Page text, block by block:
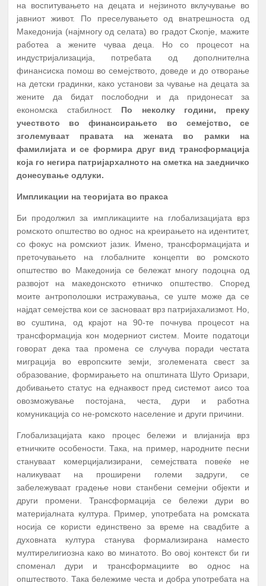
на воспитувањето на децата и нејзиното вклучување во
јавниот живот. По преселувањето од внатрешноста од
Македонија (најмногу од селата) во градот Скопје, мажите
работеа а жените чуваа деца. Но со процесот на
индустријализација, потребата од дополнителна
финансиска помош во семејството, доведе и до отворање
на детски градинки, како установи за чување на децата за
жените да бидат послободни и да придонесат за
економска стабилност. По неколку години, преку
учеството во финансирањето во семејство, се
зголемуваат правата на жената во рамки на
фамилијата и се формира друг вид трансформација
која го негира патријархалното на сметка на заедничко
донесување одлуки.
Импликации на теоријата во пракса
Би продолжил за импликациите на глобализацијата врз
ромското општество во однос на креирањето на идентитет,
со фокус на ромскиот јазик. Имено, трансформацијата и
преточувањето на глобалните концепти во ромското
општество во Македонија се бележат многу подоцна од
развојот на македонското етничко општество. Според
моите антрополошки истражувања, се уште може да се
најдат семејства кои се засноваат врз патријахализмот. Но,
во суштина, од крајот на 90-те почнува процесот на
трансформација кон модерниот систем. Моите податоци
говорат дека таа промена се случува поради честата
миграција во европските земји, зголемената свест за
образование, формирањето на општината Шуто Оризари,
добивањето статус на еднаквост пред системот аисо тоа
овозможување постојана, честа, дури и работна
комуникација со не-ромското население и други причини.
Глобализацијата како процес бележи и влијанија врз
етничките особености. Така, на пример, народните песни
стануваат комерцијализирани, семејствата повеќе не
наликуваат на проширени големи задруги, се
забележуваат градење нови станбени семејни објекти и
други промени. Трансформација се бележи дури во
материјалната култура. Пример, употребата на ромската
носија се користи единствено за време на свадбите а
духовната култура станува формализирана наместо
мултирелигиозна како во минатото. Во овој контекст би ги
споменал дури и трансформациите во однос на
општеството. Така бележиме честа и добра употребата на